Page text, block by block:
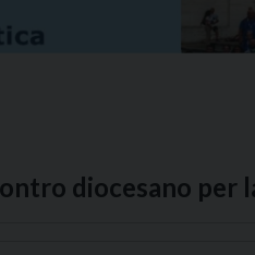
diocesano per